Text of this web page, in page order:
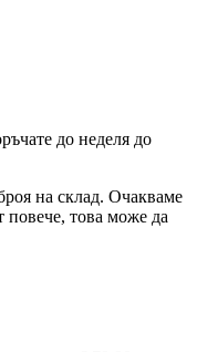
до неделя до
на склад. Очакваме
това може да